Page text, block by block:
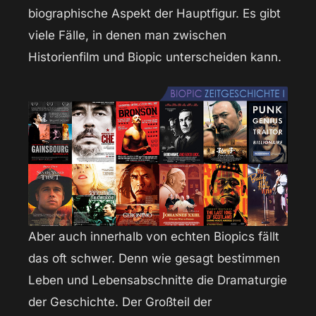
biographische Aspekt der Hauptfigur. Es gibt
viele Fälle, in denen man zwischen
Historienfilm und Biopic unterscheiden kann.
Aber auch innerhalb von echten Biopics fällt
das oft schwer. Denn wie gesagt bestimmen
Leben und Lebensabschnitte die Dramaturgie
der Geschichte. Der Großteil der